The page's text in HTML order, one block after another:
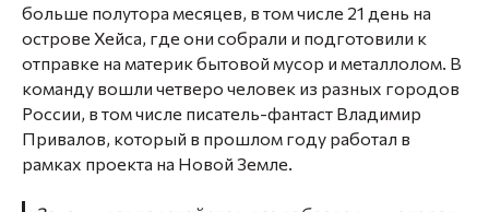
больше полутора месяцев, в том числе 21 день на
острове Хейса, где они собрали и подготовили к
отправке на материк бытовой мусор и металлолом. В
команду вошли четверо человек из разных городов
России, в том числе писатель-фантаст Владимир
Привалов, который в прошлом году работал в
рамках проекта на Новой Земле.